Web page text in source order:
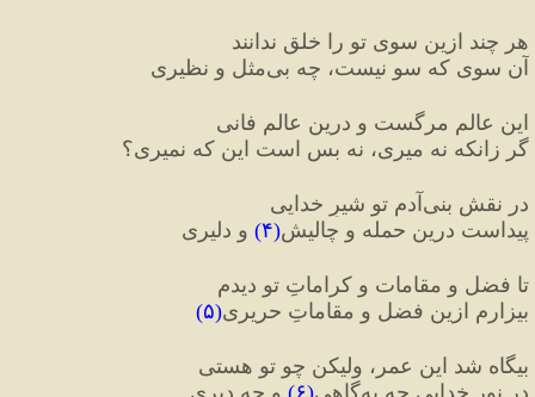
هر چند ازین سوی تو را خلق ندانند
آن سوی که سو نیست، چه بی‌مثل و نظیری
این عالمِ مرگست و درین عالمِ فانی
گر زانکه نه میری، نه بس است این که نمیری؟
در نقشِ بنی‌آدم تو شیرِ خدایی
پیداست درین حمله و چالیش(۴) و دلیری
تا فضل و مقامات و کراماتِ تو دیدم
بیزارم ازین فضل و مقاماتِ حریری(۵)
بیگاه شد این عمر، ولیکن چو تو هستی
در نورِ خدایی چه به‌گاهی
(۶) و چه دیری